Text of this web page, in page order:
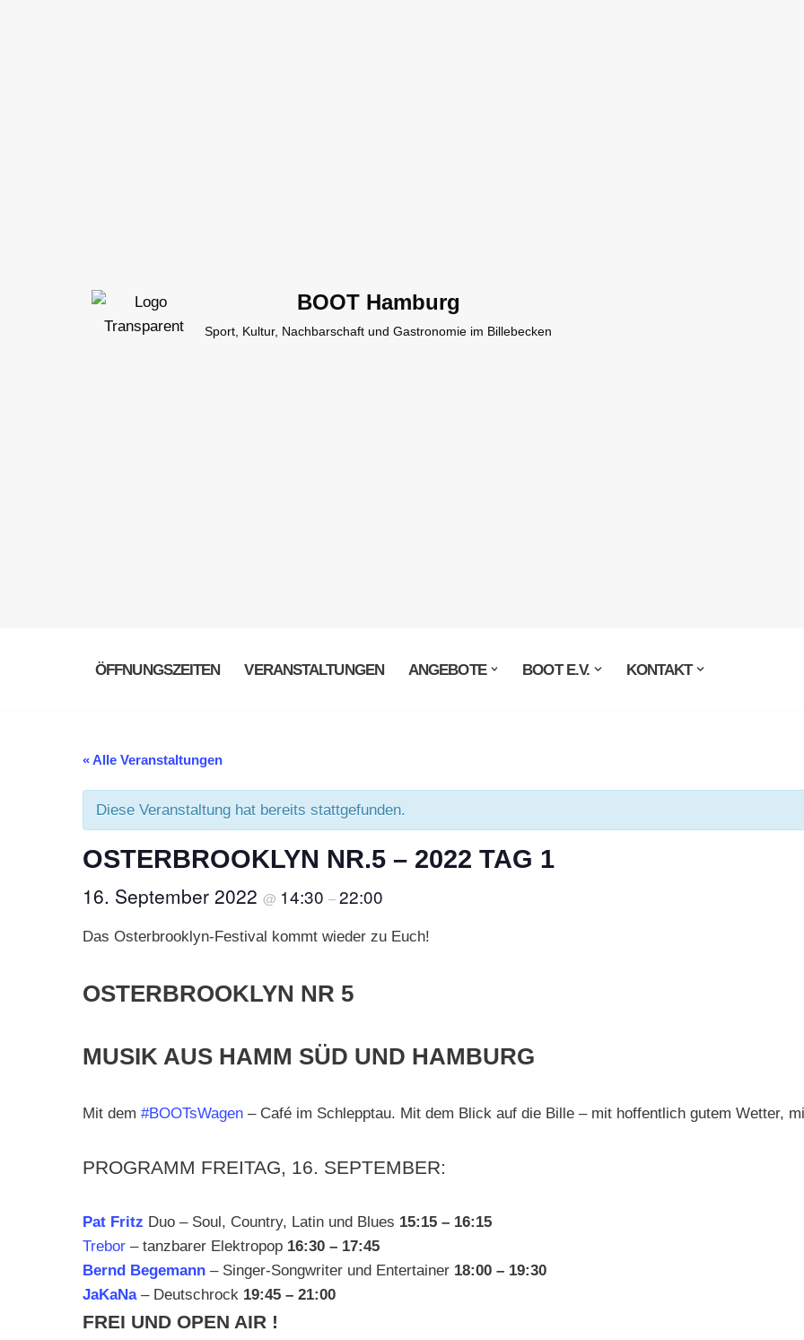
BOOT Hamburg
Sport, Kultur, Nachbarschaft und Gastronomie im Billebecken
ÖFFNUNGSZEITEN VERANSTALTUNGEN ANGEBOTE BOOT E.V. KONTAKT
« Alle Veranstaltungen
Diese Veranstaltung hat bereits stattgefunden.
OSTERBROOKLYN NR.5 – 2022 TAG 1
16. September 2022 @ 14:30 –22:00
Das Osterbrooklyn-Festival kommt wieder zu Euch!
OSTERBROOKLYN NR 5
MUSIK AUS HAMM SÜD UND HAMBURG
Mit dem #BOOTsWagen – Café im Schlepptau. Mit dem Blick auf die Bille – mit hoffentlich gutem Wetter,
PROGRAMM FREITAG, 16. SEPTEMBER:
Pat Fritz Duo – Soul, Country, Latin und Blues 15:15 – 16:15
Trebor – tanzbarer Elektropop 16:30 – 17:45
Bernd Begemann – Singer-Songwriter und Entertainer 18:00 – 19:30
JaKaNa– Deutschrock 19:45 – 21:00
FREI UND OPEN AIR !